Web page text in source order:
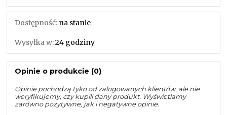
Dostępność: na stanie
Wysyłka w:24 godziny
Opinie o produkcie (0)
Opinie pochodzą tyko od zalogowanych klientów, ale nie
weryfikujemy, czy kupili dany produkt. Wyświetlamy
zarówno pozytywne, jak i negatywne opinie.